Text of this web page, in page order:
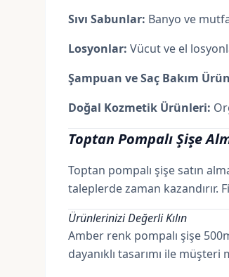
Sıvı Sabunlar: Banyo ve
Losyonlar: Vücut ve el
Şampuan veSaç Bakım
Doğal Kozmetik Ürünleri:
Toptan Pompalı Şişe
Toptan pompalı şişe satın
taleplerde zaman kazandırır.
Ürünlerinizi Değerli Kılın
Amber renk pompalı şişe
dayanıklı tasarımı ile